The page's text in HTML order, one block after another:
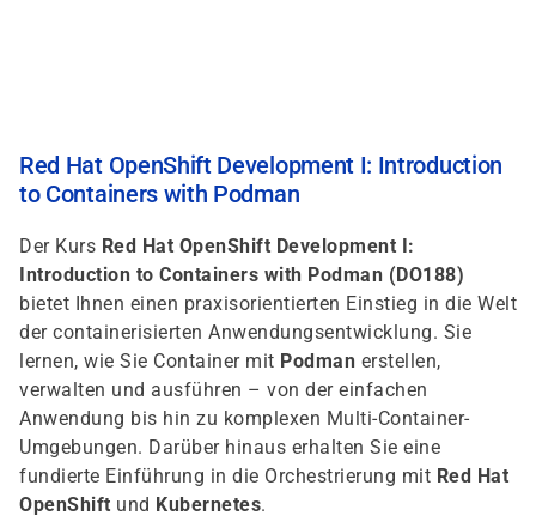
Red Hat OpenShift Development I: Introduction
to Containers with Podman
Der Kurs Red Hat OpenShift Development I:
Introduction to Containers with Podman (DO188)
bietet Ihnen einen praxisorientierten Einstieg in die Welt
der containerisierten Anwendungsentwicklung. Sie
lernen, wie Sie Container mit Podman erstellen,
verwalten und ausführen – von der einfachen
Anwendung bis hin zu komplexen Multi-Container-
Umgebungen. Darüber hinaus erhalten Sie eine
fundierte Einführung in die Orchestrierung mit Red Hat
OpenShift und Kubernetes.